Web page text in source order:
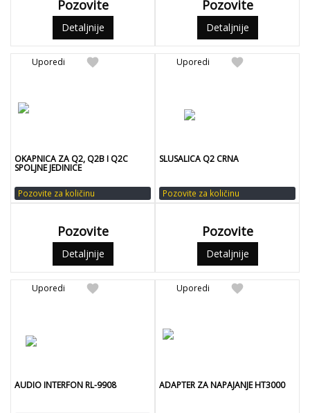
Pozovite
Detaljnije
Pozovite
Detaljnije
favorite
Uporedi
OKAPNICA ZA Q2, Q2B I Q2C
SPOLJNE JEDINICE
Pozovite za količinu
Pozovite
Detaljnije
favorite
Uporedi
SLUSALICA Q2 CRNA
Pozovite za količinu
Pozovite
Detaljnije
favorite
Uporedi
AUDIO INTERFON RL-9908
favorite
Uporedi
ADAPTER ZA NAPAJANJE HT3000